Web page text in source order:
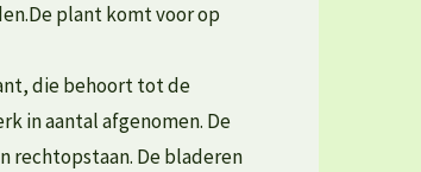
plant komt voor op
die behoort tot de
in aantal afgenomen. De
rechtopstaan. De bladeren